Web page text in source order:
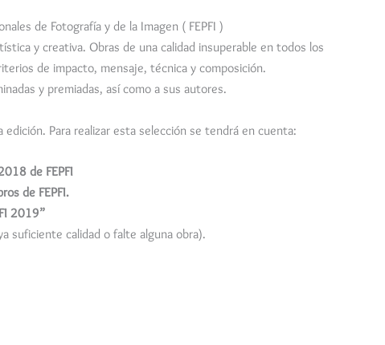
de Fotografía y de la Imagen ( FEPFI )
y creativa. Obras de una calidad insuperable en todos los
de impacto, mensaje, técnica y composición.
y premiadas, así como a sus autores.
Para realizar esta selección se tendrá en cuenta:
de FEPFI
de FEPFI.
2019”
suficiente calidad o falte alguna obra).